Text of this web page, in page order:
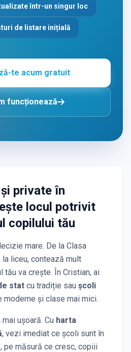
într-un singur loc
de listare inițială
te acum gratuit
funcționează
privateîn
locul potrivit
copilului tău
mare. De la Clasa
liceu, contează mult
tău va crește. În Cristian, ai
stat cu tradiție sau școli
moderne și clase mai mici.
ușoară. Cu harta
, vezi imediat ce școli sunt în
pe măsură ce cresc, copiii